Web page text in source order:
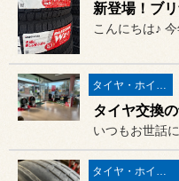
新登場！ブ
こんにちは♪
タイヤ・ホイール
タイヤ交換
いつもお世話
タイヤ・ホイール